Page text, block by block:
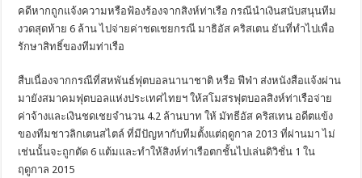
คดีหากถูกแจ้งความหรือฟ้องร้องจากสิงห์ท่าเรือ กรณีนำเงินสนับสนุนทีม
งวดสุดท้าย 6 ล้าน ไปจ่ายค่าชดเชยกรณี มาธิอัส คริสเตน ยันที่ทำไปเพื่อ
รักษาสิทธิ์ของทีมท่าเรือ
สืบเนื่องจากกรณีที่สหพันธ์ฟุตบอลนานาชาติ หรือ ฟีฟ่า ส่งหนังสือแจ้งผ่าน
มายังสมาคมฟุตบอลแห่งประเทศไทยฯ ให้สโมสรฟุตบอลสิงห์ท่าเรือจ่าย
ค่าจ้างและเงินชดเชยจำนวน 4.2 ล้านบาท ให้ มัทธีอัส คริสเทน อดีตแข้ง
ของทีมชาวลิกเตนสไตล์ ที่มีปัญหากับทีมตั้งแต่ฤดูกาล 2013 ที่ผ่านมา ไม่
เช่นนั้นจะถูกตัด 6 แต้มและทำให้สิงห์ท่าเรือตกชั้นไปเล่นดิวิชั่น 1 ใน
ฤดูกาล 2015